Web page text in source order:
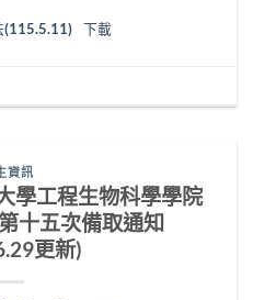
(115.5.11) 下載
資訊
學工程生物科學學院
十五次備取通知
更新)